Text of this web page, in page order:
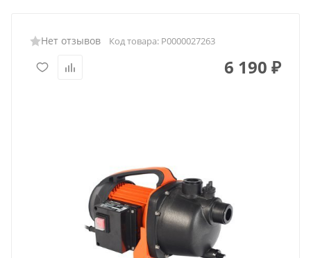
Нет отзывов Код товара: Р0000027263
6 190 ₽